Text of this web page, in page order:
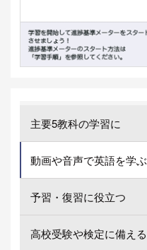
主要5教科の学習に
動画や音声で英語を学ぶ
予習・復習に役立つ
高校受験や検定に備える